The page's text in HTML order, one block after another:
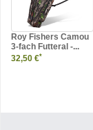
Roy Fishers Camou
3-fach Futteral -...
32,50 €*